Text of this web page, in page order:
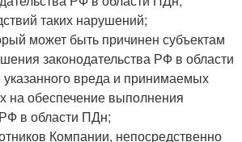
таких нарушений;
может быть причинен субъектам
законодательства РФ в области
вреда и принимаемых
на обеспечение выполнения
в области ПДн;
Компании, непосредственно